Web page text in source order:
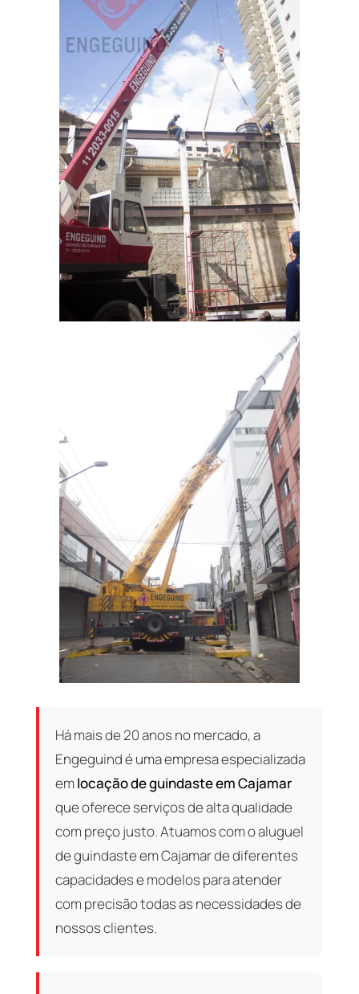
Há mais de 20 anos no mercado, a
Engeguind é uma empresa especializada
em locação de guindaste em Cajamar
que oferece serviços de alta qualidade
com preço justo. Atuamos com o aluguel
de guindaste em Cajamar de diferentes
capacidades e modelos para atender
com precisão todas as necessidades de
nossos clientes.